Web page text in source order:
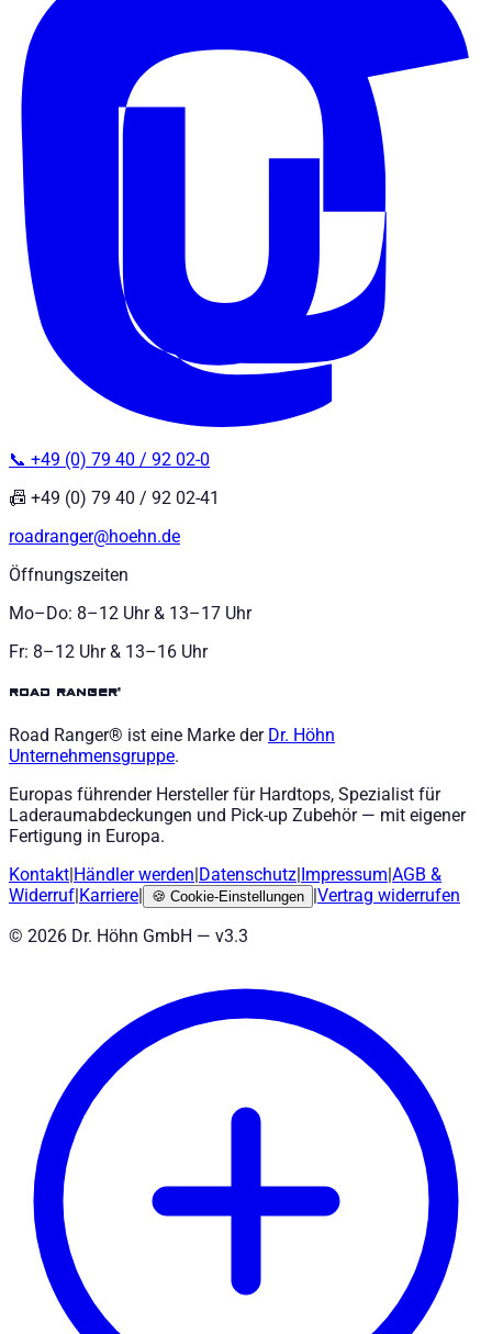
📞 +49 (0) 79 40 / 92 02-0
📠 +49 (0) 79 40 / 92 02-41
roadranger@hoehn.de
Öffnungszeiten
Mo–Do: 8–12 Uhr & 13–17 Uhr
Fr: 8–12 Uhr & 13–16 Uhr
road ranger®
Road Ranger® ist eine Marke der Dr. Höhn
Unternehmensgruppe.
Europas führender Hersteller für Hardtops, Spezialist für
Laderaumabdeckungen und Pick-up Zubehör — mit eigener
Fertigung in Europa.
Kontakt|Händler werden|Datenschutz|Impressum|AGB &
Widerruf|Karriere| 🍪 Cookie-Einstellungen |Vertrag widerrufen
© 2026 Dr. Höhn GmbH — v3.3